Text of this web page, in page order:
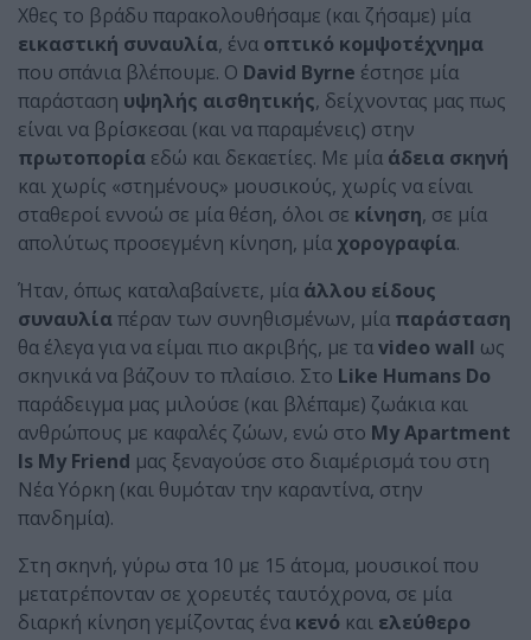
Χθες το βράδυ παρακολουθήσαμε (και ζήσαμε) μία
εικαστική συναυλία, ένα οπτικό κομψοτέχνημα
που σπάνια βλέπουμε. Ο David Byrne έστησε μία
παράσταση υψηλής αισθητικής, δείχνοντας μας πως
είναι να βρίσκεσαι (και να παραμένεις) στην
πρωτοπορία εδώ και δεκαετίες. Με μία άδεια σκηνή
και χωρίς «στημένους» μουσικούς, χωρίς να είναι
σταθεροί εννοώ σε μία θέση, όλοι σε κίνηση, σε μία
απολύτως προσεγμένη κίνηση, μία χορογραφία.
Ήταν, όπως καταλαβαίνετε, μία άλλου είδους
συναυλίαπέραν των συνηθισμένων, μία παράσταση
θα έλεγα για να είμαι πιο ακριβής, με ταvideo wall ως
σκηνικά να βάζουν το πλαίσιο. Στο Like Humans Do
παράδειγμα μας μιλούσε (και βλέπαμε) ζωάκια και
ανθρώπους με καφαλές ζώων, ενώ στο My Apartment
Is My Friend μας ξεναγούσε στο διαμέρισμά του στη
Νέα Υόρκη (και θυμόταν την καραντίνα, στην
πανδημία).
Στη σκηνή, γύρω στα 10 με 15 άτομα, μουσικοί που
μετατρέπονταν σε χορευτές ταυτόχρονα, σε μία
διαρκή κίνηση γεμίζοντας ένα κενό και ελεύθερο